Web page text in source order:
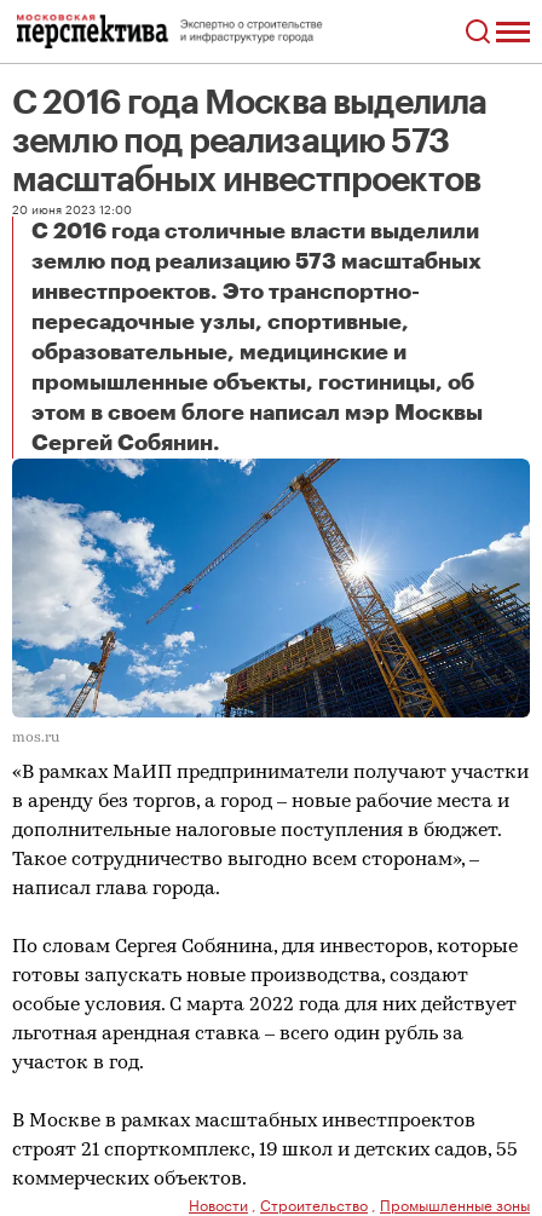
С 2016 года Москва выделила
землю под реализацию 573
масштабных инвестпроектов
20 июня 2023 12:00
С 2016 года столичные власти выделили
землю под реализацию 573 масштабных
инвестпроектов. Это транспортно-
пересадочные узлы, спортивные,
образовательные, медицинские и
промышленные объекты, гостиницы, об
этом в своем блоге написал мэр Москвы
Сергей Собянин.
mos.ru
«В рамках МаИП предприниматели получают участки
в аренду без торгов, а город – новые рабочие места и
дополнительные налоговые поступления в бюджет.
Такое сотрудничество выгодно всем сторонам», –
написал глава города.
По словам Сергея Собянина, для инвесторов, которые
готовы запускать новые производства, создают
особые условия. С марта 2022 года для них действует
льготная арендная ставка – всего один рубль за
участок в год.
В Москве в рамках масштабных инвестпроектов
строят 21 спорткомплекс, 19 школ и детских садов, 55
коммерческих объектов.
Новости Строительство Промышленные зоны